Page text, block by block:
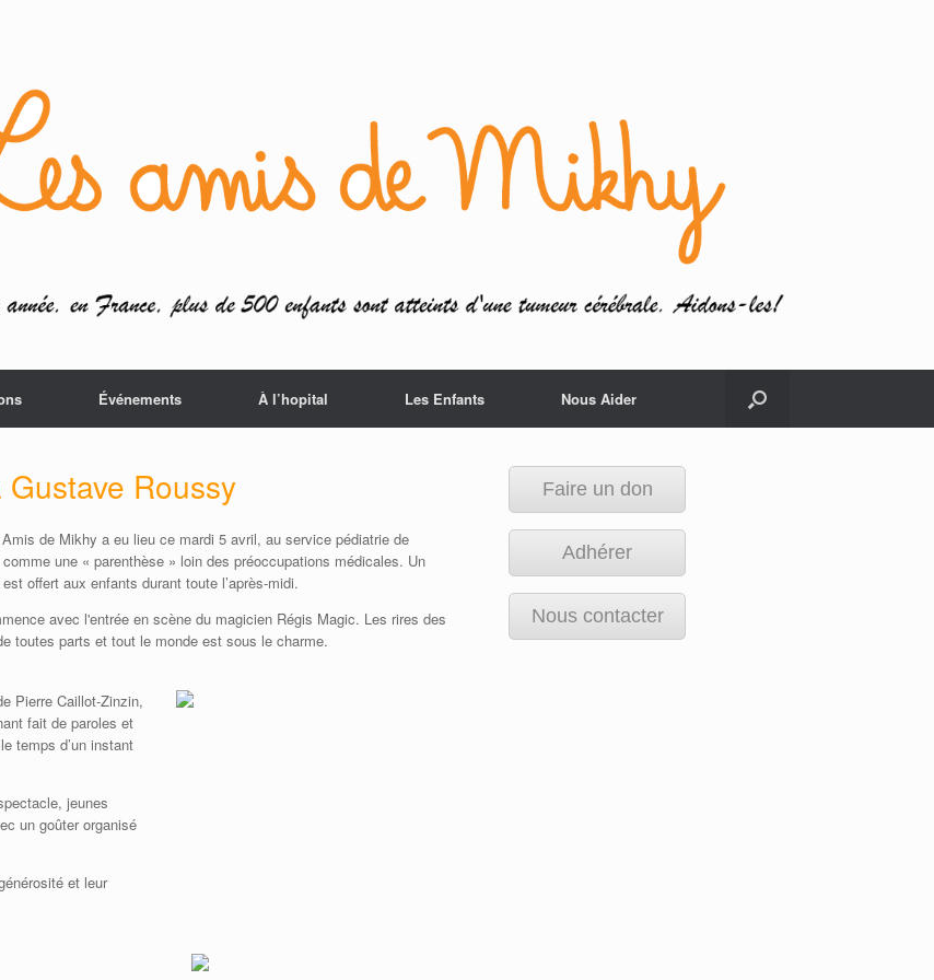
Événements À l’hopital Les Enfants Nous Aider
Roussy
de Mikhy a eu lieu ce mardi 5 avril, au service pédiatrie de
une « parenthèse » loin des préoccupations médicales. Un
offert aux enfants durant toute l’après-midi.
avec l'entrée en scène du magicien Régis Magic. Les rires des
toutes parts et tout le monde est sous le charme.
Pierre Caillot-Zinzin,
fait de paroles et
temps d’un instant
jeunes
un goûter organisé
et leur
Faire un don
Adhérer
Nous contacter